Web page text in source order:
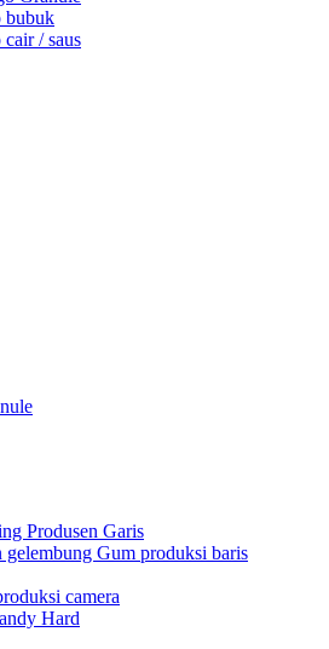
bubuk
/ saus
Produsen Garis
Gum produksi baris
camera
Hard